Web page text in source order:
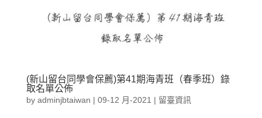
(新山留台同學會保薦)第41期海青班（春季班）錄
取名單公佈
by adminjbtaiwan | 09-12 月-2021 | 留臺資訊